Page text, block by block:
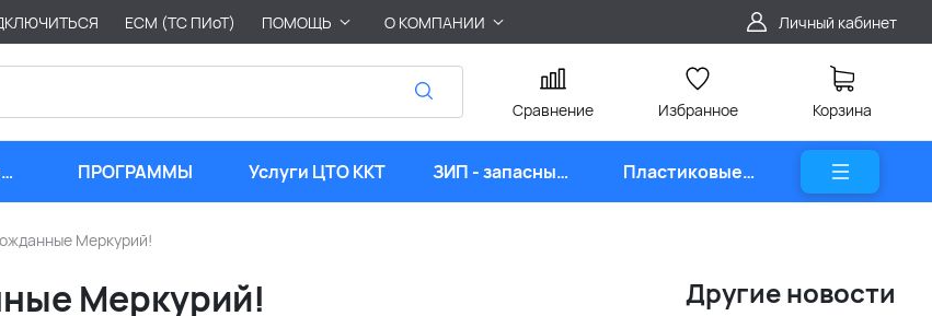
ЕСМ (ТС ПИоТ) ПОМОЩЬ О КОМПАНИИ Личный кабинет
Сравнение Избранное Корзина
ПРОГРАММЫ Услуги ЦТО ККТ
ЗИП - запасные
части
Пластиковые
карты
Меркурий!
Меркурий! Другие новости